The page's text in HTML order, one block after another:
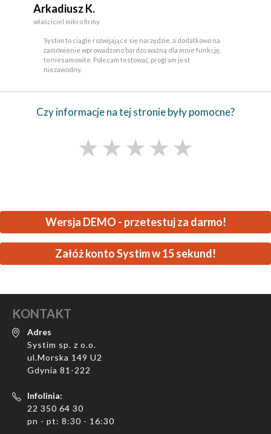
Arkadiusz K.
właściciel mikro firmy
Systim to ciągle rozwijające się narzędzie, a dodatkowo na
zamówienie wprowadzono bardzo ważną dla mnie funkcję,
to niesamowite. Polecam testować, program jest
niezawodny.
Czy informacje na tej stronie były pomocne?
★★★★★
Wersja DEMO - przetestuj za darmo!
Załóż konto Systim w 15 sekund!
KONTAKT
Adres
Systim sp. z o.o.
ul.Morska 149 U2
Gdynia 81-222
Infolinia:
22 350 64 30
pn - pt: 8:30 - 16:30